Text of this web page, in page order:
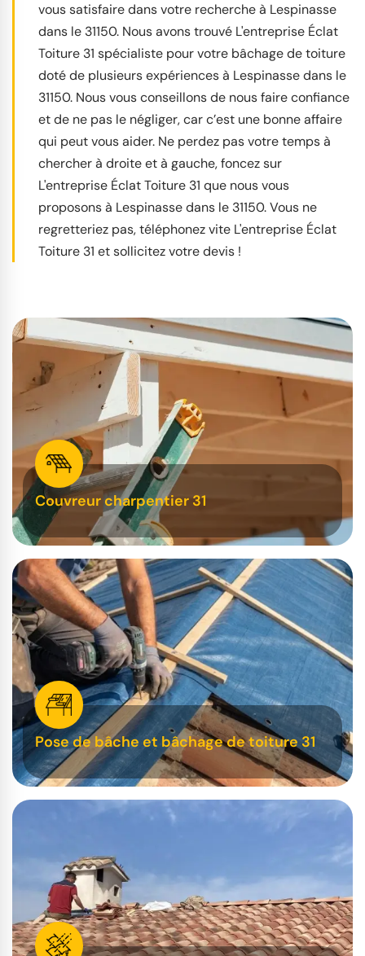
vous satisfaire dans votre recherche à Lespinasse
dans le 31150. Nous avons trouvé L'entreprise Éclat
Toiture 31 spécialiste pour votre bâchage de toiture
doté de plusieurs expériences à Lespinasse dans le
31150. Nous vous conseillons de nous faire confiance
et de ne pas le négliger, car c’est une bonne affaire
qui peut vous aider. Ne perdez pas votre temps à
chercher à droite et à gauche, foncez sur
L'entreprise Éclat Toiture 31 que nous vous
proposons à Lespinasse dans le 31150. Vous ne
regretteriez pas, téléphonez vite L'entreprise Éclat
Toiture 31 et sollicitez votre devis !
Couvreur charpentier 31
Pose de bâche et bâchage de toiture 31